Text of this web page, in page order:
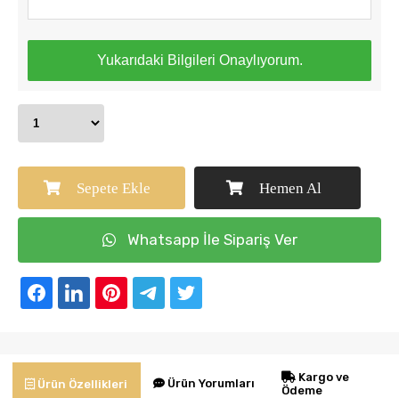
Yukarıdaki Bilgileri Onaylıyorum.
Sepete Ekle Hemen Al
Whatsapp İle Sipariş Ver
Ürün Özellikleri Ürün Yorumları
Kargo ve
Ödeme